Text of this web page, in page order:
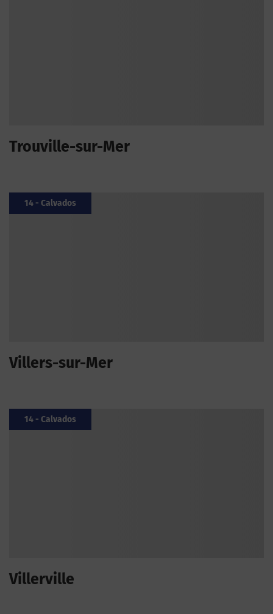
Trouville-sur-Mer
14 - Calvados
Villers-sur-Mer
14 - Calvados
Villerville